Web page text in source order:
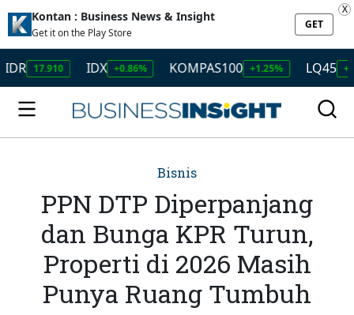
Kontan : Business News & Insight
Get it on the Play Store
GET
X
IDX +0.86% KOMPAS100 +1.25% LQ45 +1.32%
Bisnis
PPN DTP Diperpanjang
dan Bunga KPR Turun,
Properti di 2026 Masih
Punya Ruang Tumbuh